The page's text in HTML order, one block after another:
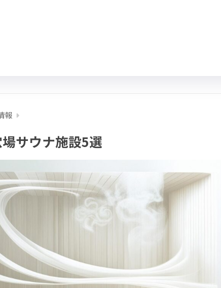
報
サウナ施設5選